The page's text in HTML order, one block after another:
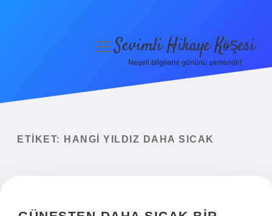
Yasal Uyarı
menüyüSevimli Hikaye Köşesi
Neşeli bilgilerle gününü şenlendir!
ETIKET: HANGI YILDIZ DAHA SICAK